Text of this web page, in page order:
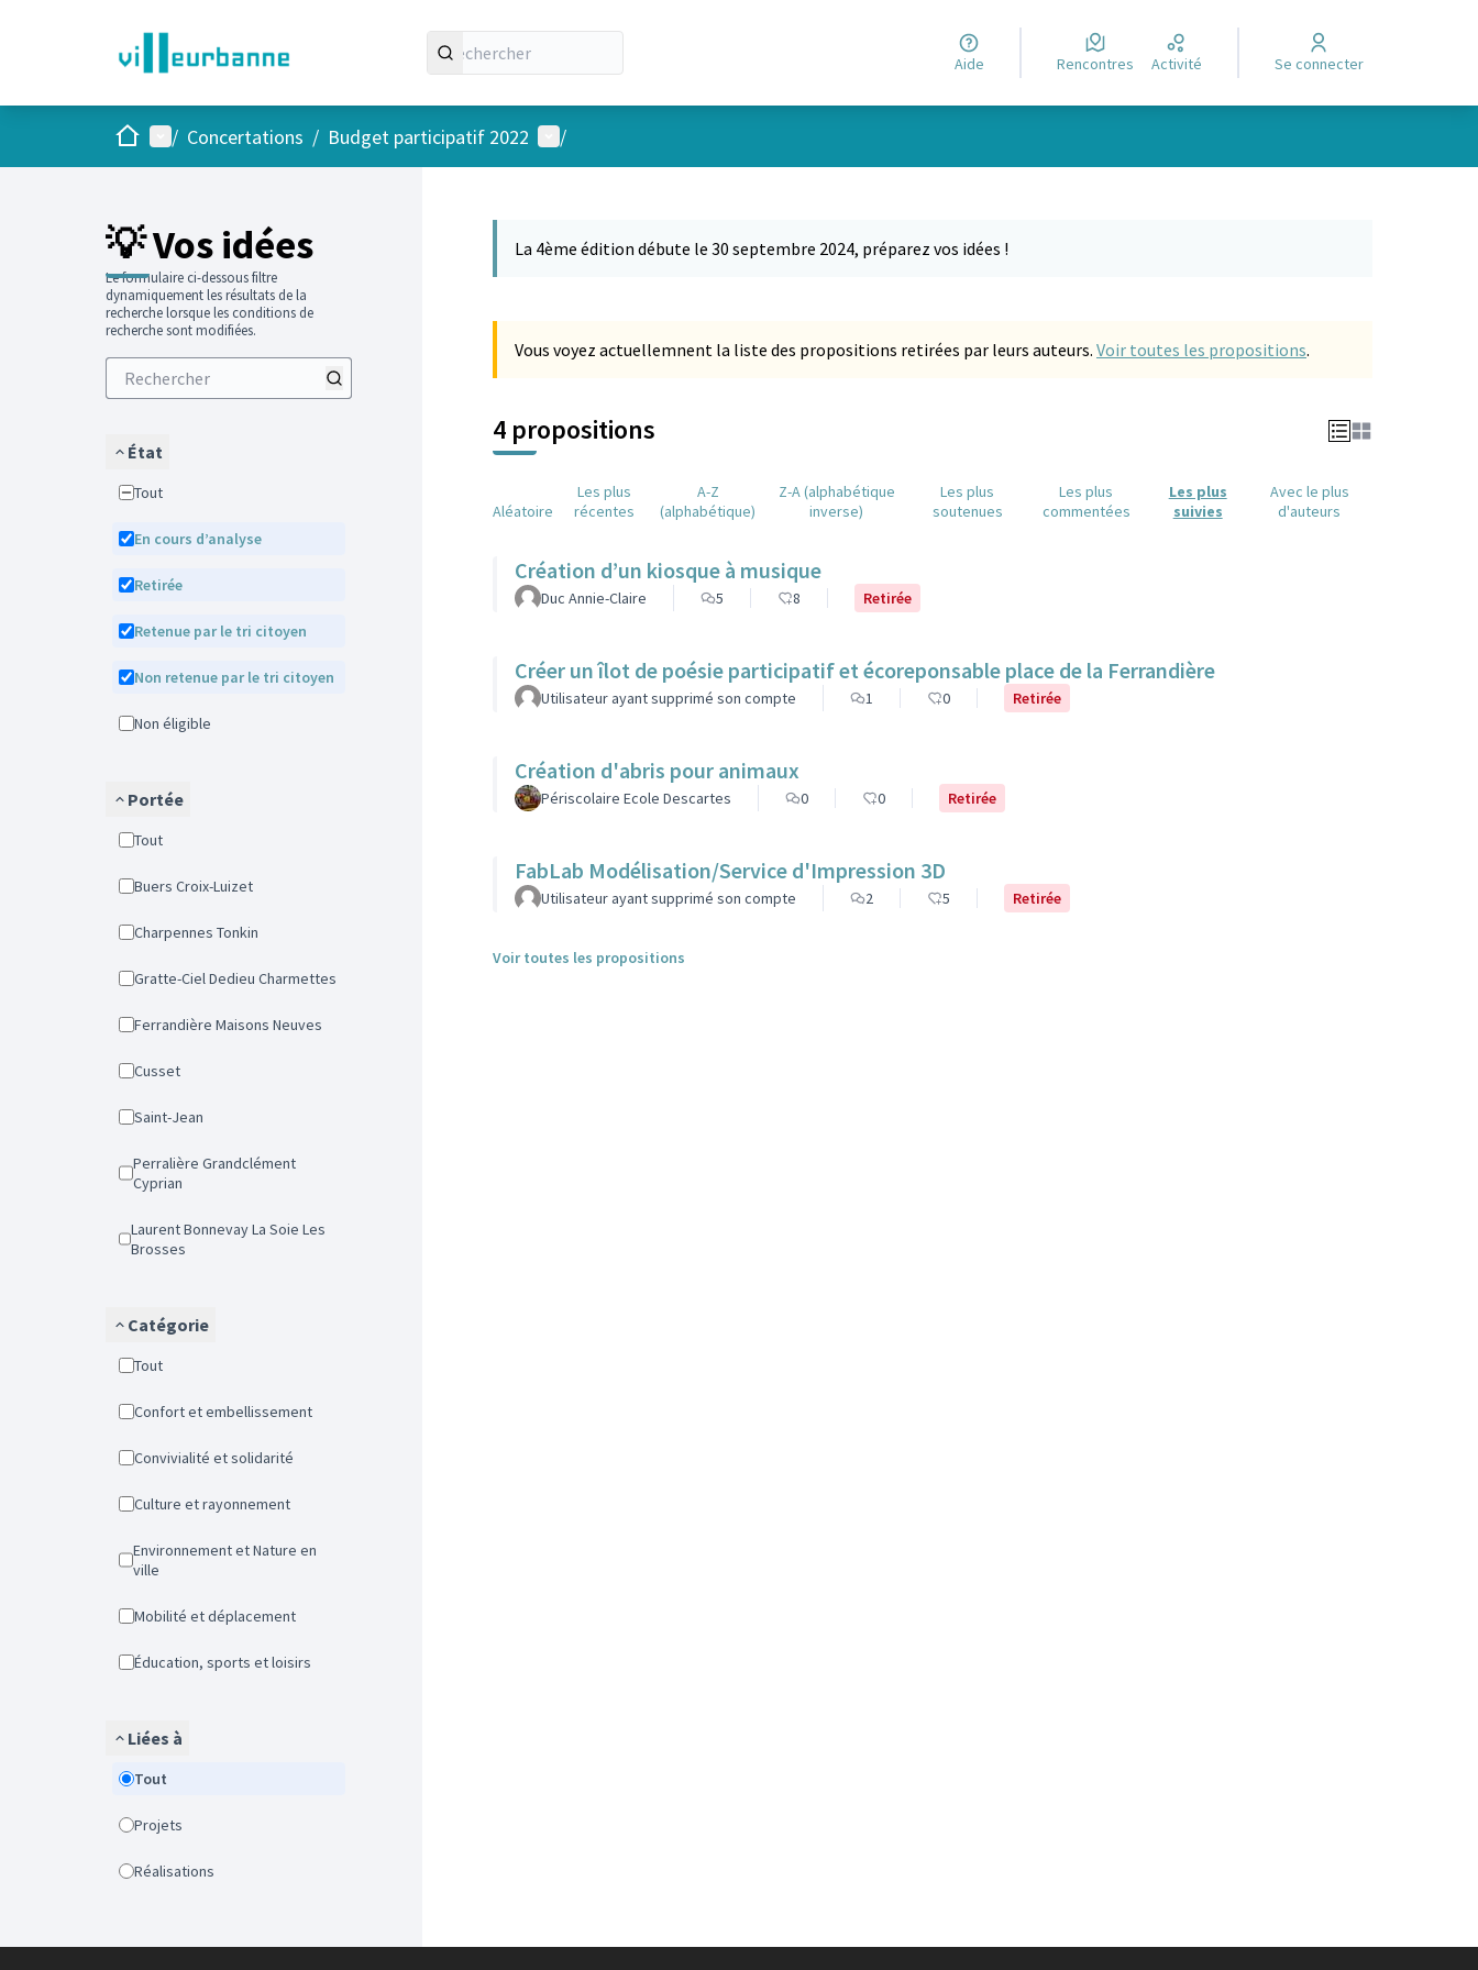
Aide Rencontres Activité Se connecter
AccueilMenu principal
/ Concertations / Budget participatif 2022 Menu utilisateur
/
💡 Vos idées
Le formulaire ci-dessous filtre
dynamiquement les résultats de la
recherche lorsque les conditions de
recherche sont modifiées.
État
Tout
En cours d’analyse
Retirée
Retenue par le tri citoyen
Non retenue par le tri citoyen
Non éligible
Portée
Tout
Buers Croix-Luizet
Charpennes Tonkin
Gratte-Ciel Dedieu Charmettes
Ferrandière Maisons Neuves
Cusset
Saint-Jean
Perralière Grandclément
Cyprian
Laurent Bonnevay La Soie Les
Brosses
Catégorie
Tout
Confort et embellissement
Convivialité et solidarité
Culture et rayonnement
Environnement et Nature en
ville
Mobilité et déplacement
Éducation, sports et loisirs
Liées à
Tout
Projets
Réalisations
La 4ème édition débute le 30 septembre 2024, préparez vos idées !
Vous voyez actuellemnent la liste des propositions retirées par leurs auteurs. Voir toutes les propositions.
4 propositions
Aléatoire
Les plus
récentes
A-Z
(alphabétique)
Z-A (alphabétique
inverse)
Les plus
soutenues
Les plus
commentées
Les plus
suivies
Avec le plus
d'auteurs
Création d’un kiosque à musique
Duc Annie-Claire 5 8 Retirée
Créer un îlot de poésie participatif et écoreponsable place de la Ferrandière
Utilisateur ayant supprimé son compte 1 0 Retirée
Création d'abris pour animaux
Périscolaire Ecole Descartes 0 0 Retirée
FabLab Modélisation/Service d'Impression 3D
Utilisateur ayant supprimé son compte 2 5 Retirée
Voir toutes les propositions